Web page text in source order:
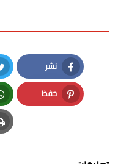
نشر
Facebook
حفظ
Pinterest